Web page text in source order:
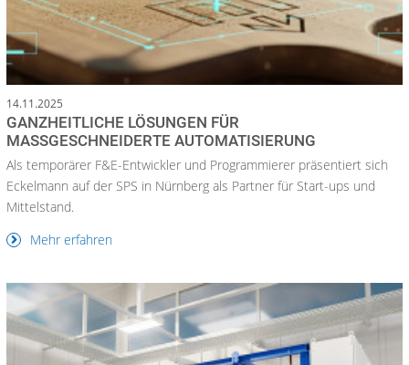
14.11.2025
GANZHEITLICHE LÖSUNGEN FÜR
MASSGESCHNEIDERTE AUTOMATISIERUNG
Als temporärer F&E-Entwickler und Programmierer präsentiert sich
Eckelmann auf der SPS in Nürnberg als Partner für Start-ups und
Mittelstand.
Mehr erfahren